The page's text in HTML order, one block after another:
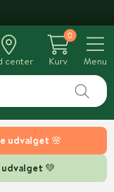
udvalget 🌸
💚
center
0
Kurv
Menu